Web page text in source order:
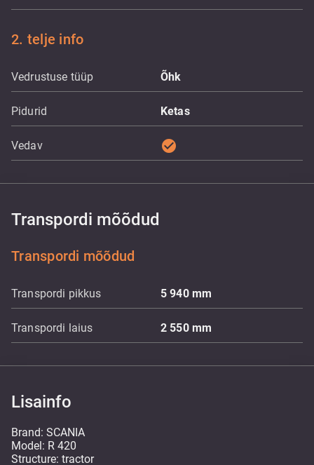
2. telje info
Vedrustuse tüüp Õhk
Pidurid Ketas
Vedav check_circle
Transpordi mõõdud
Transpordi mõõdud
Transpordi pikkus 5 940 mm
Transpordi laius 2 550 mm
Lisainfo
Brand: SCANIA
Model: R 420
Structure: tractor